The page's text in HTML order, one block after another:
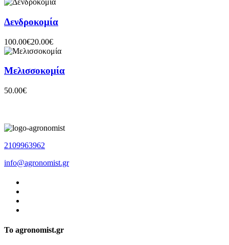
Δενδροκομία
100.00€20.00€
Μελισσοκομία
50.00€
2109963962
info@agronomist.gr
Το agronomist.gr